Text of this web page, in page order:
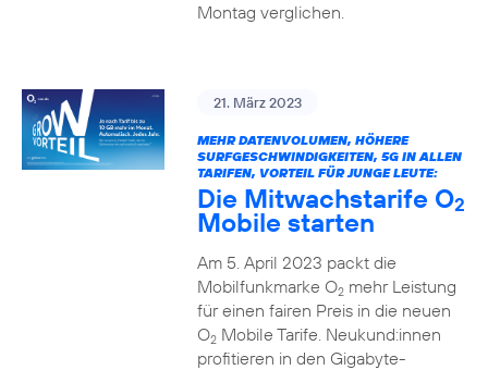
Montag verglichen.
21. März 2023
MEHR DATENVOLUMEN, HÖHERE
SURFGESCHWINDIGKEITEN, 5G IN ALLEN
TARIFEN, VORTEIL FÜR JUNGE LEUTE:
Die Mitwachstarife O2
Mobile starten
Am 5. April 2023 packt die
Mobilfunkmarke O2mehr Leistung
für einen fairen Preis in die neuen
O2Mobile Tarife. Neukund:innen
profitieren in den Gigabyte-